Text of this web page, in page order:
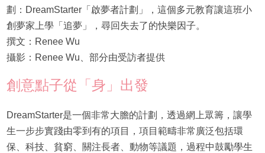
劃：DreamStarter「啟夢者計劃」，這個多元教育讓這班小
創夢家上學「追夢」，尋回失去了的快樂因子。
撰文：Renee Wu
攝影：Renee Wu、部分由受訪者提供
創意點子從「身」出發
DreamStarter是一個非常大膽的計劃，透過網上眾籌，讓學
生一步步實踐由零到有的項目，項目範疇非常廣泛包括環
保、科技、貧窮、關注長者、動物等議題，過程中鼓勵學生